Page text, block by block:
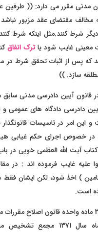
119 قانون مدنی مقرر می دارد: ((
مخالف مقتضای عقد مزبور
دیگر شرط کنند.مثل اینکه شرط
معینی غایب شود یاترک انفاق
که پس از اثبات تحقق شرط در
سازد. ))
قانون آیین دادرسی مدنی
قانون آیین دادرسی دادگاه های عمومی
این امر در تاسیسات
در خصوص اجرای حکم غیابی
آیت الله العظمی خویی در
علیه غایب فرموده اند : در
) اخذ شود، لکن ایشان فقط
است.
همچنین در تبصره 3 ماده واحده قانون اصلاح
مصوب 28 آبان ماه سال 1371